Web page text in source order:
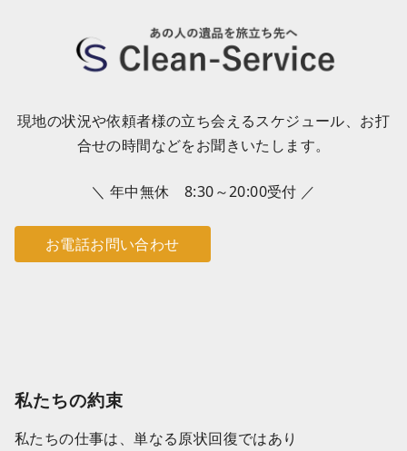
現地の状況や依頼者様の立ち会えるスケジュール、お打
合せの時間などをお聞きいたします。
＼ 年中無休 8:30～20:00受付 ／
お電話お問い合わせ
私たちの約束
私たちの仕事は、単なる原状回復ではあり